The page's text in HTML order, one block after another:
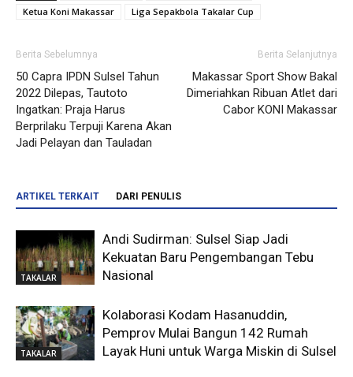
Ketua Koni Makassar
Liga Sepakbola Takalar Cup
Berita Sebelumnya
50 Capra IPDN Sulsel Tahun
2022 Dilepas, Tautoto
Ingatkan: Praja Harus
Berprilaku Terpuji Karena Akan
Jadi Pelayan dan Tauladan
Berita Selanjutnya
Makassar Sport Show Bakal
Dimeriahkan Ribuan Atlet dari
Cabor KONI Makassar
ARTIKEL TERKAIT DARI PENULIS
TAKALAR
Andi Sudirman: Sulsel Siap Jadi
Kekuatan Baru Pengembangan Tebu
Nasional
TAKALAR
Kolaborasi Kodam Hasanuddin,
Pemprov Mulai Bangun 142 Rumah
Layak Huni untuk Warga Miskin di Sulsel